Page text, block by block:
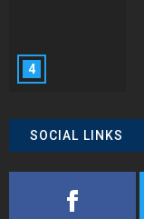
4
SOCIAL LINKS